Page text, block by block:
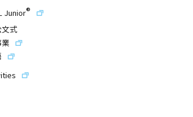
Junior®
式